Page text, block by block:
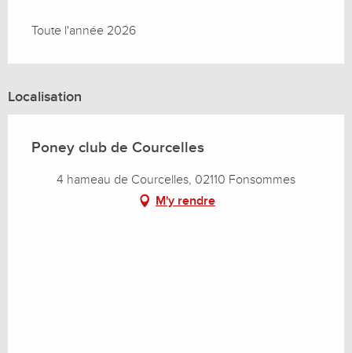
Toute l'année 2026
Localisation
Poney club de Courcelles
4 hameau de Courcelles, 02110 Fonsommes
M'y rendre